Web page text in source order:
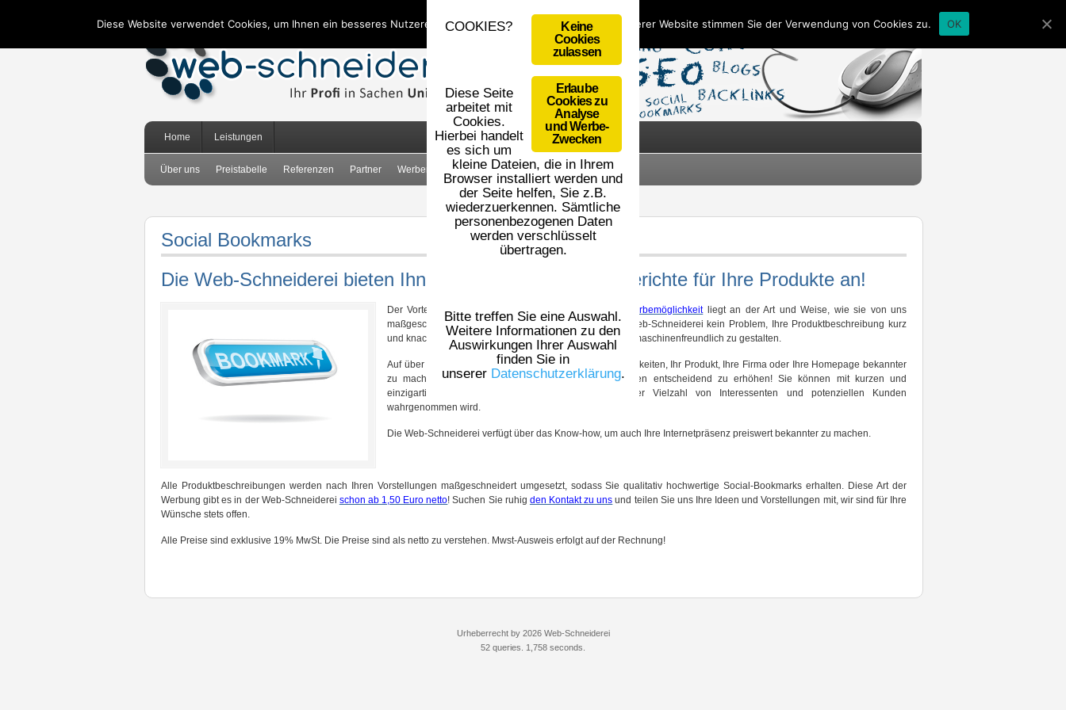
Home Leistungen
Über uns Preistabelle Referenzen Partner Werbemittel AGB Impressum Datenschutz
Social Bookmarks
Die Web-Schneiderei bieten Ihnen hochqualitative Kurzberichte für Ihre Produkte an!
Der Vorteil einer solchen effektiven und preiswerten Werbemöglichkeitliegt an der Art und Weise, wie sie von uns
maßgeschneidert verfasst wurde. So ist es für unsere Web-Schneiderei kein Problem, Ihre Produktbeschreibung kurz
und knackig auf den Punkt zu bringen und sie dabei suchmaschinenfreundlich zu gestalten.
Auf über 200 Verzeichnissen haben wir vielfältige Möglichkeiten, Ihr Produkt, Ihre Firma oder Ihre Homepage bekannter
zu machen und die Sichtbarkeit in den Suchmaschinen entscheidend zu erhöhen! Sie können mit kurzen und
einzigartigen Beschreibungen rechnen, die von einer Vielzahl von Interessenten und potenziellen Kunden
wahrgenommen wird.
Die Web-Schneiderei verfügt über das Know-how, um auch Ihre Internetpräsenz preiswert bekannter zu machen.
Alle Produktbeschreibungen werden nach Ihren Vorstellungen maßgeschneidert umgesetzt, sodass Sie qualitativ hochwertige Social-Bookmarks erhalten. Diese Art der
Werbung gibt es in der Web-Schneiderei schon ab 1,50 Euro netto! Suchen Sie ruhig den Kontakt zu uns und teilen Sie uns Ihre Ideen und Vorstellungen mit, wir sind für Ihre
Wünsche stets offen.
Alle Preise sind exklusive 19% MwSt. Die Preise sind als netto zu verstehen. Mwst-Ausweis erfolgt auf der Rechnung!
Diese Website verwendet Cookies, um Ihnen ein besseres Nutzererlebnis zu bieten. Durch die Nutzung unserer Website stimmen Sie der Verwendung von Cookies zu. OK
Urheberrecht by 2026 Web-Schneiderei
52 queries. 1,758 seconds.
Keine
Cookies
zulassen
Erlaube
Cookies zu
Analyse
und Werbe-
Zwecken
COOKIES?
Diese Seite
arbeitet mit
Cookies.
Hierbei handelt
es sich um
kleine Dateien, die in Ihrem
Browser installiert werden und
der Seite helfen, Sie z.B.
wiederzuerkennen. Sämtliche
personenbezogenen Daten
werden verschlüsselt
übertragen.
Bitte treffen Sie eine Auswahl.
Weitere Informationen zu den
Auswirkungen Ihrer Auswahl
finden Sie in
unserer Datenschutzerklärung.